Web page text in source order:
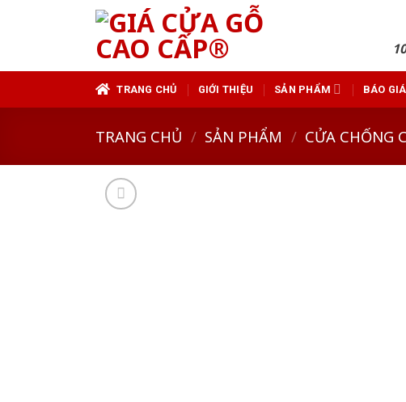
TRANG CHỦ GIỚI THIỆU SẢN PHẨM BÁO GIÁ
TRANG CHỦ / SẢN PHẨM / CỬA CHỐNG